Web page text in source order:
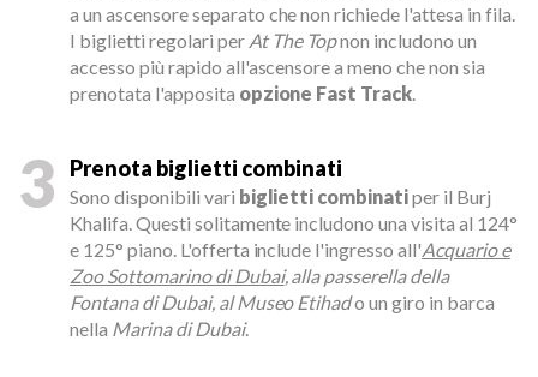
a un ascensore separato che non richiede l'attesa in fila.
I biglietti regolari per At The Topnon includono un
accesso più rapido all'ascensore a meno che non sia
prenotata l'apposita opzione Fast Track.
3 Prenota biglietti combinati
Sono disponibili vari biglietti combinatiper il Burj
Khalifa. Questi solitamente includono una visita al 124°
e 125° piano. L'offerta include l'ingresso all'Acquario e
Zoo Sottomarino di Dubai, alla passerella della
Fontana di Dubai, al Museo Etihado un giro in barca
nella Marina di Dubai.